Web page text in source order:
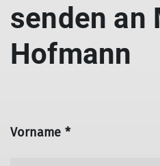
senden an
Hofmann
Vorname *